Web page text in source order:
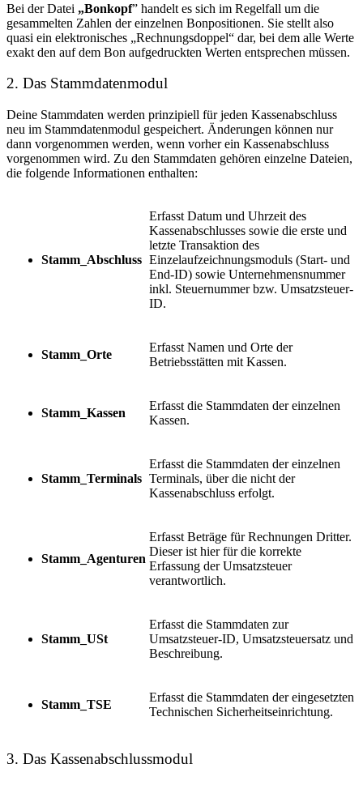
Bei der Datei „Bonkopf” handelt es sich im Regelfall um die
gesammelten Zahlen der einzelnen Bonpositionen. Sie stellt also
quasi ein elektronisches „Rechnungsdoppel“ dar, bei dem alle Werte
exakt den auf dem Bon aufgedruckten Werten entsprechen müssen.
2. Das Stammdatenmodul
Deine Stammdaten werden prinzipiell für jeden Kassenabschluss
neu im Stammdatenmodul gespeichert. Änderungen können nur
dann vorgenommen werden, wenn vorher ein Kassenabschluss
vorgenommen wird. Zu den Stammdaten gehören einzelne Dateien,
die folgende Informationen enthalten:
Stamm_Abschluss
Erfasst Datum und Uhrzeit des
Kassenabschlusses sowie die erste und
letzte Transaktion des
Einzelaufzeichnungsmoduls (Start- und
End-ID) sowie Unternehmensnummer
inkl. Steuernummerbzw. Umsatzsteuer-
ID.
Stamm_Orte
Erfasst Namen und Orte der
Betriebsstätten mit Kassen.
Stamm_Kassen
Erfasst die Stammdaten der einzelnen
Kassen.
Stamm_Terminals
Erfasst die Stammdaten der einzelnen
Terminals, über die nicht der
Kassenabschluss erfolgt.
Stamm_Agenturen
Erfasst Beträge für Rechnungen Dritter.
Dieser ist hier für die korrekte
Erfassung der Umsatzsteuer
verantwortlich.
Stamm_USt
Erfasst die Stammdaten zur
Umsatzsteuer-ID, Umsatzsteuersatz und
Beschreibung.
Stamm_TSE
Erfasst die Stammdaten der eingesetzten
Technischen Sicherheitseinrichtung.
3. Das Kassenabschlussmodul